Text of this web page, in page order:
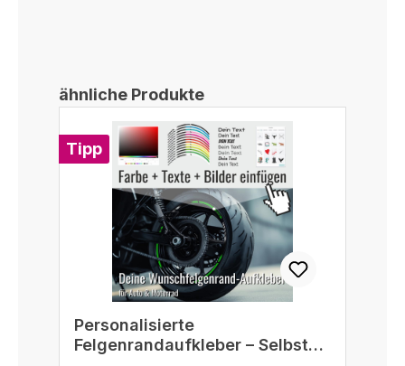
Produktgalerie überspringen
ähnliche Produkte
Tipp
Personalisierte
Felgenrandaufkleber – Selbst